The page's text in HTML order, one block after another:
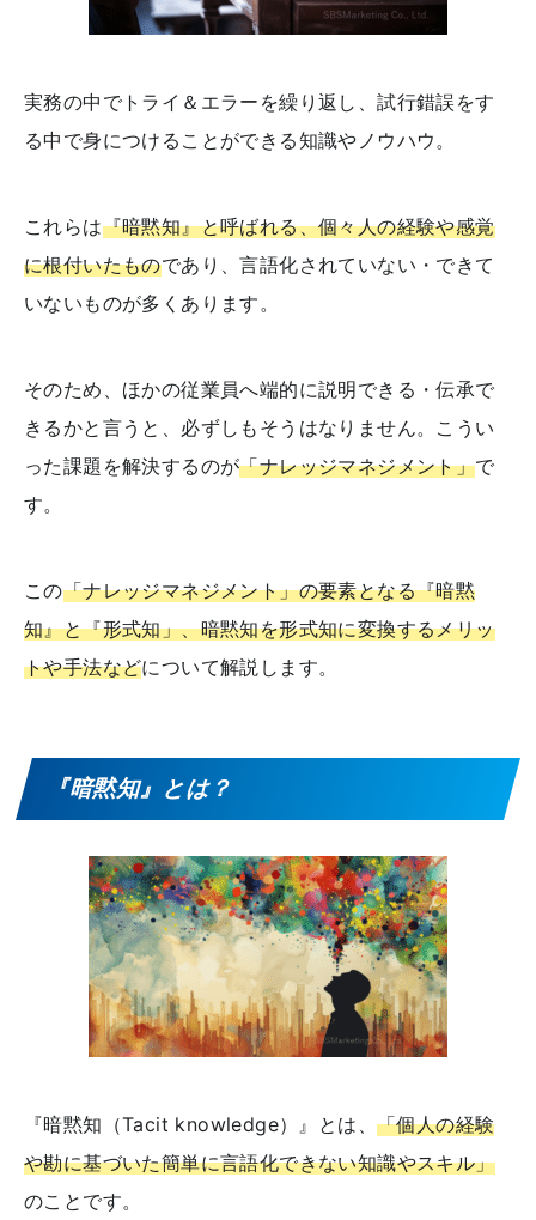
実務の中でトライ＆エラーを繰り返し、試行錯誤をす
る中で身につけることができる知識やノウハウ。
これらは『暗黙知』と呼ばれる、個々人の経験や感覚
に根付いたものであり、言語化されていない・できて
いないものが多くあります。
そのため、ほかの従業員へ端的に説明できる・伝承で
きるかと言うと、必ずしもそうはなりません。こうい
った課題を解決するのが「ナレッジマネジメント」で
す。
この「ナレッジマネジメント」の要素となる『暗黙
知』と『形式知」、暗黙知を形式知に変換するメリッ
トや手法などについて解説します。
『暗黙知』とは？
『暗黙知（Tacit knowledge）』とは、 「個人の経験
や勘に基づいた簡単に言語化できない知識やスキル」
のことです。